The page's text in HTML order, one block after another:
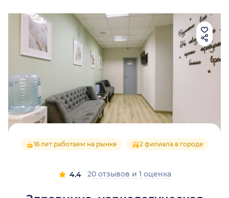
16 лет работаем на рынке 2 филиала в городе
4.4 20 отзывов и 1 оценка